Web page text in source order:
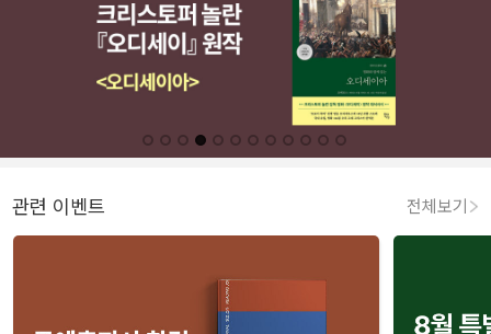
관련 이벤트 전체보기